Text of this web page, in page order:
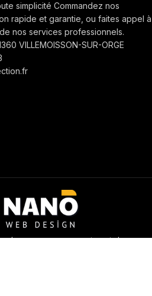
simplicité Commandez nos
rapide et garantie, ou faites appel à
nos services professionnels.
VILLEMOISSON-SUR-ORGE
| Tous les droits sont réservés |